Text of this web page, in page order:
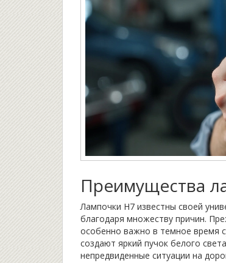
Преимущества
Лампочки H7 известны своей
благодаря множеству причин.
особенно важно в темное время
создают яркий пучок белого
непредвиденные ситуации на